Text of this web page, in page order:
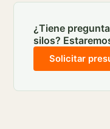
¿Tiene
silos?
Solicitar